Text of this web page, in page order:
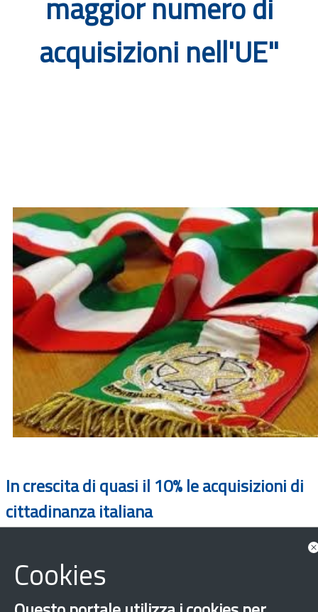
Guide
maggior numero di
acquisizioni nell'UE"
In crescita di quasi il 10% le acquisizioni di
cittadinanza italiana
Cookies